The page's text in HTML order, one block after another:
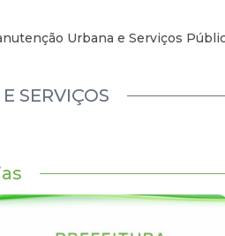
Urbana e Serviços
SERVIÇOS